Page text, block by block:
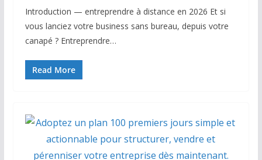
Introduction — entreprendre à distance en 2026 Et si
vous lanciez votre business sans bureau, depuis votre
canapé ? Entreprendre…
Read More